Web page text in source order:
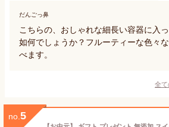
だんごっ鼻
こちらの、おしゃれな細長い容器に入
如何でしょうか？フルーティーな色々
べます。
全て
no. 5